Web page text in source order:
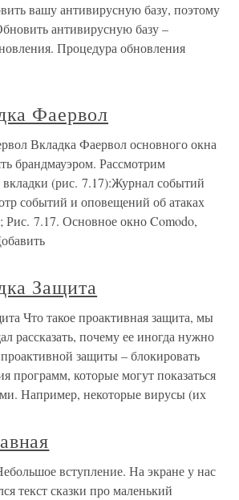
вашу антивирусную базу, поэтому
антивирусную базу –
Процедура обновления
Фаервол
Вкладка Фаервол основного окна
брандмауэром. Рассмотрим
(рис. 7.17):Журнал событий
событий и оповещений об атаках
7.17. Основное окно Comodo,
Защита
Что такое проактивная защита, мы
рассказать, почему ее иногда нужно
защиты – блокировать
программ, которые могут показаться
Например, некоторые вирусы (их
вступление. На экране у нас
текст сказки про маленький